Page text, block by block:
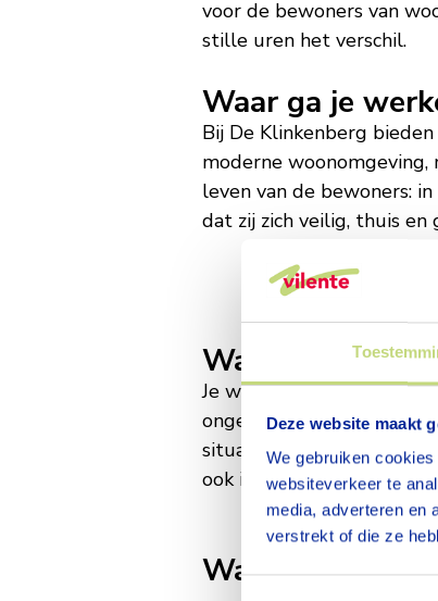
Deze website maakt
We gebruiken
websiteverkeer te
media, adverteren en
verstrekt of die ze
Toestemmingsselectie
Ede
voor de bewoners van
stille uren het verschil.
Waar ga je
Bij De Klinkenberg
moderne
leven van de bewoners:
dat zij zich veilig, thuis en
Wat ga je doen
Je werkt voornamelijk
ongeplande
situaties weet je wat je
ook ingeroosterd worden
Wat bieden we